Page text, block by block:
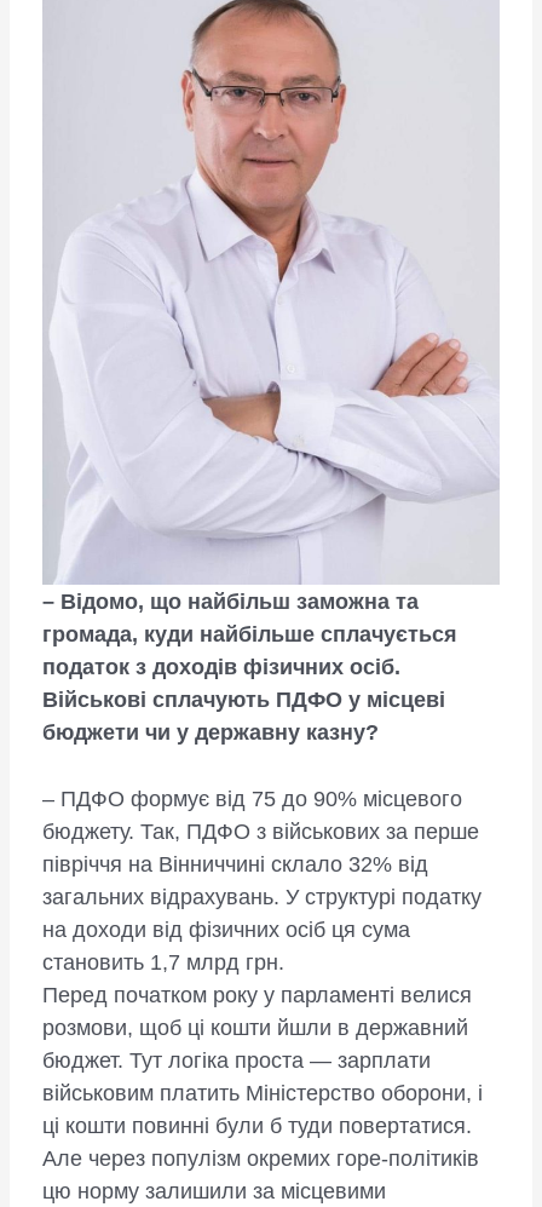
– Відомо, що найбільш заможна та
громада, куди найбільше сплачується
податок з доходів фізичних осіб.
Військові сплачують ПДФО у місцеві
бюджети чи у державну казну?
– ПДФО формує від 75 до 90% місцевого
бюджету. Так, ПДФО з військових за перше
півріччя на Вінниччині склало 32% від
загальних відрахувань. У структурі податку
на доходи від фізичних осіб ця сума
становить 1,7 млрд грн.
Перед початком року у парламенті велися
розмови, щоб ці кошти йшли в державний
бюджет. Тут логіка проста — зарплати
військовим платить Міністерство оборони, і
ці кошти повинні були б туди повертатися.
Але через популізм окремих горе-політиків
цю норму залишили за місцевими